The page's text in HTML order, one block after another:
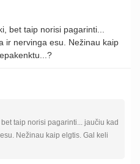
bet taip norisi pagarinti...
ir nervinga esu. Nežinau kaip
taip norisi pagarinti... jaučiu kad
Nežinau kaip elgtis. Gal keli